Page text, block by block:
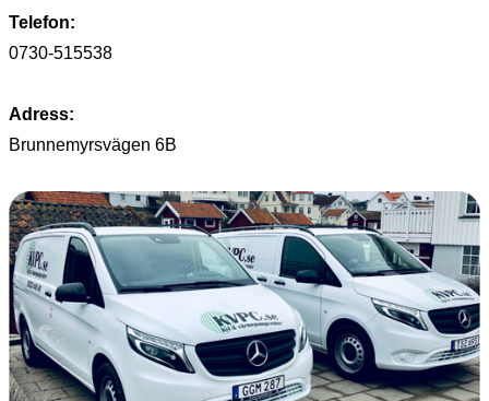
Telefon:
0730-515538
Adress:
Brunnemyrsvägen 6B